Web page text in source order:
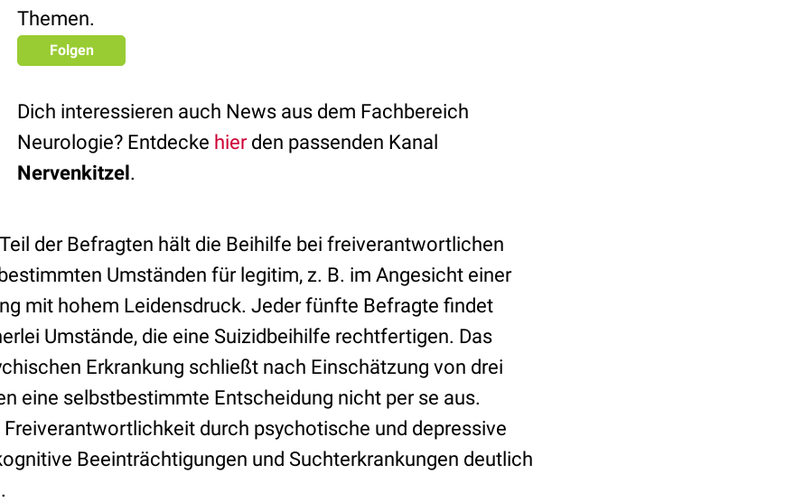
Themen.
Folgen
Dich interessieren auch News aus dem Fachbereich
Neurologie? Entdecke hierden passenden Kanal
Nervenkitzel.
der Befragten hält die Beihilfe bei freiverantwortlichen
Umständen für legitim, z. B. im Angesicht einer
mit hohem Leidensdruck. Jeder fünfte Befragte findet
Umstände, die eine Suizidbeihilfe rechtfertigen. Das
Erkrankung schließt nach Einschätzung von drei
eine selbstbestimmte Entscheidung nicht per se aus.
Freiverantwortlichkeit durch psychotische und depressive
Beeinträchtigungen und Suchterkrankungen deutlich